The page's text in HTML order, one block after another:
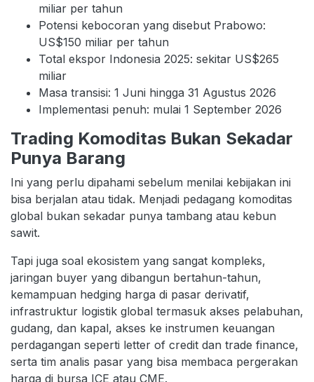
miliar per tahun
Potensi kebocoran yang disebut Prabowo:
US$150 miliar per tahun
Total ekspor Indonesia 2025: sekitar US$265
miliar
Masa transisi: 1 Juni hingga 31 Agustus 2026
Implementasi penuh: mulai 1 September 2026
Trading Komoditas Bukan Sekadar
Punya Barang
Ini yang perlu dipahami sebelum menilai kebijakan ini
bisa berjalan atau tidak. Menjadi pedagang komoditas
global bukan sekadar punya tambang atau kebun
sawit.
Tapi juga soal ekosistem yang sangat kompleks,
jaringan buyer yang dibangun bertahun-tahun,
kemampuan hedging harga di pasar derivatif,
infrastruktur logistik global termasuk akses pelabuhan,
gudang, dan kapal, akses ke instrumen keuangan
perdagangan seperti letter of credit dan trade finance,
serta tim analis pasar yang bisa membaca pergerakan
harga di bursa ICE atau CME.